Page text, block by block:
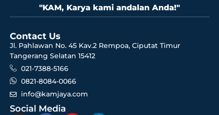
"KAM, Karya kami andalan Anda!"
Contact Us
Jl. Pahlawan No. 45 Kav.2 Rempoa, Ciputat Timur
Tangerang Selatan 15412
021-7388-5166
0821-8084-0066
info@kamjaya.com
Social Media